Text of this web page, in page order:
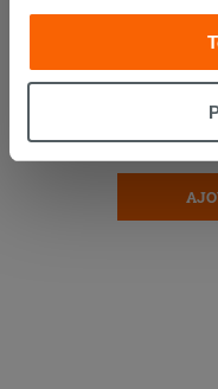
et les réseaux
combiner ces
avez fournies ou
utilisation sur leurs
cookies, ou à
« personalizer ». Le
cliquant sur la touche
ml
14,90 €